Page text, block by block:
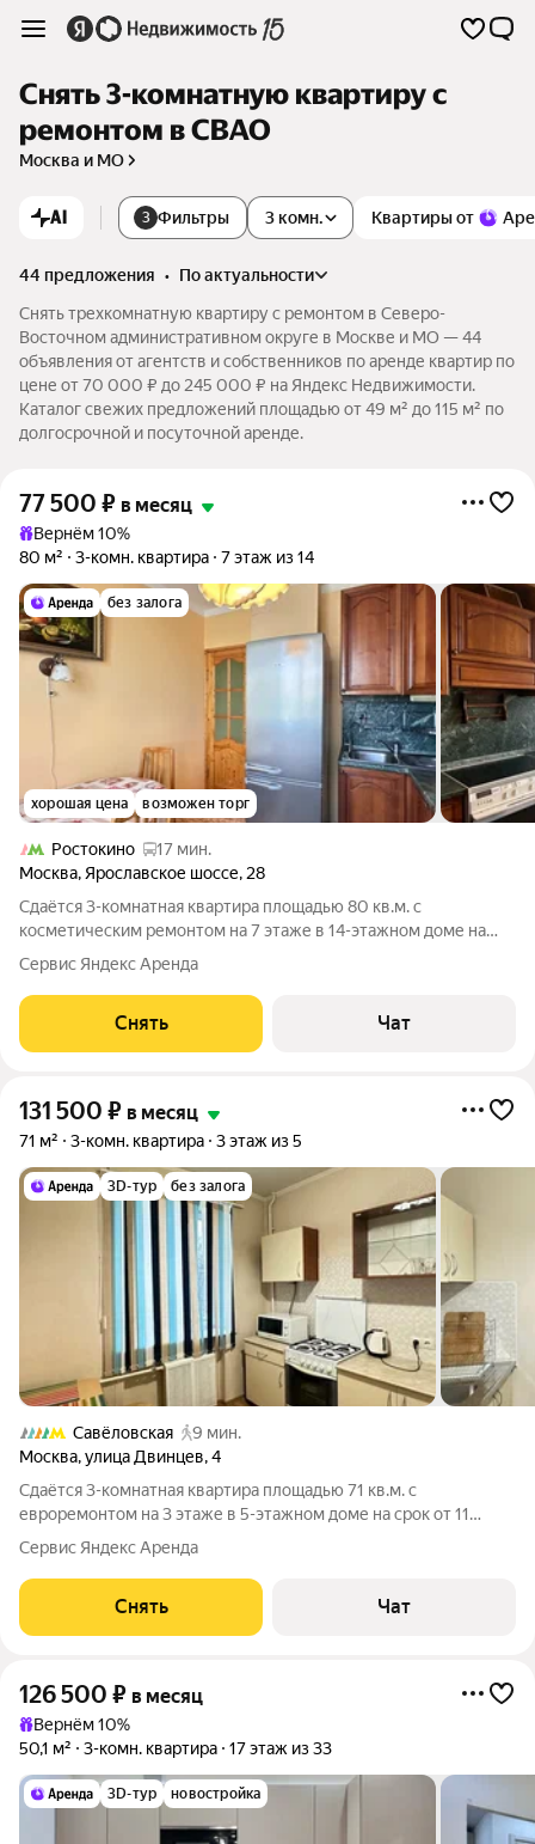
Снять 3-комнатную квартиру с
ремонтом в СВАО
Москва и МО
AI 3 Фильтры Квартиры от
3 комн.
44 предложения •
по актуальности
Снять трехкомнатную квартиру с ремонтом в Северо-
Восточном административном округе в Москве и МО — 44
объявления от агентств и собственников по аренде квартир по
цене от 70 000 ₽ до 245 000 ₽ на Яндекс Недвижимости.
Каталог свежих предложений площадью от 49 м² до 115 м² по
долгосрочной и посуточной аренде.
77 500 ₽ в месяц
Вернём 10%
80 м²
3-комн. квартира 7 этаж из 14
без залога
хорошая цена возможен торг
Ростокино
17 мин.
Москва, Ярославское шоссе, 28
Сдаётся 3-комнатная квартира площадью 80 кв.м. с
косметическим ремонтом на 7 этаже в 14-этажном доме на
срок от 11 месяцев. Из техники есть: Телевизор Духовой шкаф
Стиральная машина Холодильник Дом - панельный, окна
выходят во двор и на улицу. В
Сервис Яндекс Аренда
Снять Чат
131 500 ₽ в месяц
71 м² 3-комн. квартира 3 этаж из 5
3D-тур без залога
Савёловская
9 мин.
Москва,улица Двинцев,4
Сдаётся 3-комнатная квартира площадью 71 кв.м. с
евроремонтом на 3 этаже в 5-этажном доме на срок от 11
месяцев. Из техники есть: Духовой шкаф Стиральная машина
Холодильник Микроволновка Дом - кирпичный, окна выходят
во двор и на улицу. Во дворе
Сервис Яндекс Аренда
Снять Чат
126 500 ₽ в месяц
Вернём 10%
50,1 м²
3-комн. квартира 17 этаж из 33
3D-тур новостройка